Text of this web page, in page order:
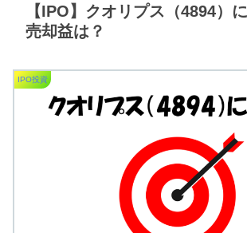
【IPO】クオリプス（4894）
売却益は？
IPO投資